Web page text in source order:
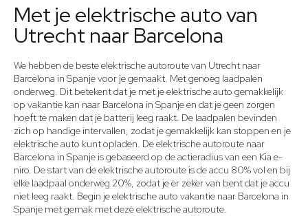
Met je elektrische auto van
Utrecht naar Barcelona
We hebben de beste elektrische autoroute van Utrecht naar
Barcelona in Spanje voor je gemaakt. Met genoeg laadpalen
onderweg. Dit betekent dat je met je elektrische auto gemakkelijk
op vakantie kan naar Barcelona in Spanje en dat je geen zorgen
hoeft te maken dat je batterij leeg raakt. De laadpalen bevinden
zich op handige intervallen, zodat je gemakkelijk kan stoppen en je
elektrische auto kunt opladen. De elektrische autoroute naar
Barcelona in Spanje is gebaseerd op de actieradius van een Kia e-
niro. De start van de elektrische autoroute is de accu 80% vol en bij
elke laadpaal onderweg 20%, zodat je er zeker van bent dat je accu
niet leeg raakt. Begin je elektrische auto vakantie naar Barcelona in
Spanje met gemak met deze elektrische autoroute.